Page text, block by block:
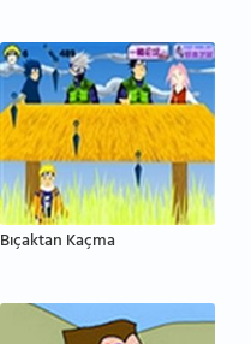
Bıçaktan Kaçma